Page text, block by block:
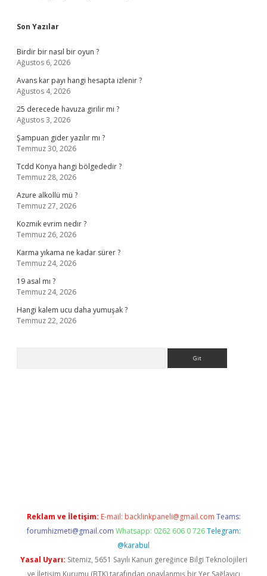
Son Yazılar
Birdir bir nasıl bir oyun ?
Ağustos 6, 2026
Avans kar payı hangi hesapta izlenir ?
Ağustos 4, 2026
25 derecede havuza girilir mi ?
Ağustos 3, 2026
Şampuan gider yazılır mı ?
Temmuz 30, 2026
Tcdd Konya hangi bölgededir ?
Temmuz 28, 2026
Azure alkollü mü ?
Temmuz 27, 2026
Kozmik evrim nedir ?
Temmuz 26, 2026
Karma yıkama ne kadar sürer ?
Temmuz 24, 2026
19 asal mı ?
Temmuz 24, 2026
Hangi kalem ucu daha yumuşak ?
Temmuz 22, 2026
Reklam ve İletişim: E-mail: backlinkpaneli@gmail.com Teams:
forumhizmeti@gmail.com Whatsapp: 0262 606 0 726 Telegram:
@karabul
Yasal Uyarı: Sitemiz, 5651 Sayılı Kanun gereğince Bilgi Teknolojileri
ve İletişim Kurumu (BTK) tarafından onaylanmış bir Yer Sağlayıcı